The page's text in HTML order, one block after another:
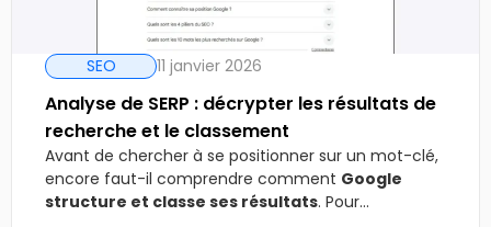
SEO 11 janvier 2026
Analyse de SERP : décrypter les résultats de
recherche et le classement
Avant de chercher à se positionner sur un mot-clé,
encore faut-il comprendre comment Google
structure et classe ses résultats. Pour...